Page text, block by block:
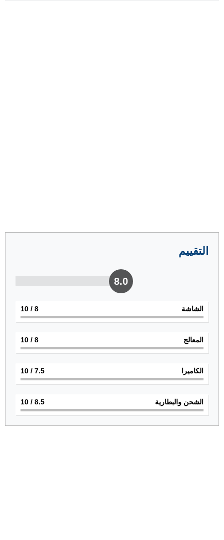
التقييم
8.0
الشاشة 8
/ 10
المعالج 8
/ 10
الكاميرا 7.5
/ 10
الشحن والبطارية 8.5
/ 10